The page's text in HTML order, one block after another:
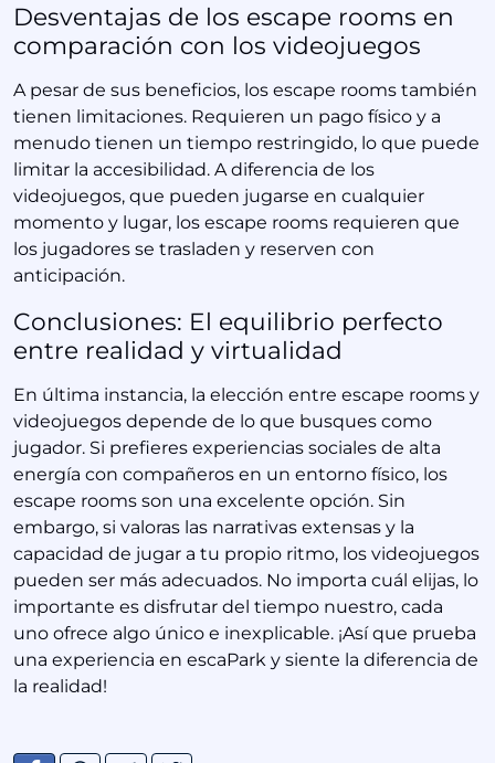
Desventajas de los escape rooms en
comparación con los videojuegos
A pesar de sus beneficios, los escape rooms también
tienen limitaciones. Requieren un pago físico y a
menudo tienen un tiempo restringido, lo que puede
limitar la accesibilidad. A diferencia de los
videojuegos, que pueden jugarse en cualquier
momento y lugar, los escape rooms requieren que
los jugadores se trasladen y reserven con
anticipación.
Conclusiones: El equilibrio perfecto
entre realidad y virtualidad
En última instancia, la elección entre escape rooms y
videojuegos depende de lo que busques como
jugador. Si prefieres experiencias sociales de alta
energía con compañeros en un entorno físico, los
escape rooms son una excelente opción. Sin
embargo, si valoras las narrativas extensas y la
capacidad de jugar a tu propio ritmo, los videojuegos
pueden ser más adecuados. No importa cuál elijas, lo
importante es disfrutar del tiempo nuestro, cada
uno ofrece algo único e inexplicable. ¡Así que prueba
una experiencia en escaPark y siente la diferencia de
la realidad!